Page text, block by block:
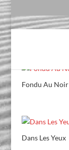
Fondu Au Noir
Dans Les Yeux